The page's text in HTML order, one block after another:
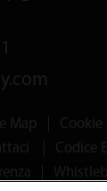
Map Cookie
Codice